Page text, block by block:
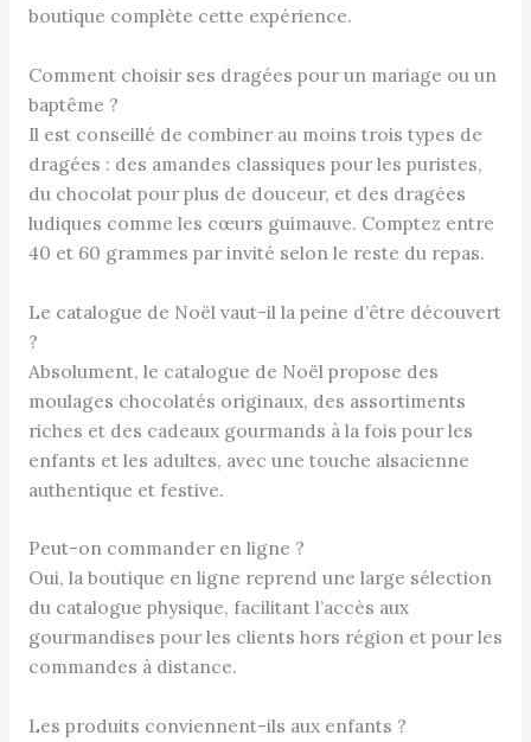
boutique complète cette expérience.
Comment choisir ses dragées pour un mariage ou un
baptême ?
Il est conseillé de combiner au moins trois types de
dragées : des amandes classiques pour les puristes,
du chocolat pour plus de douceur, et des dragées
ludiques comme les cœurs guimauve. Comptez entre
40 et 60 grammes par invité selon le reste du repas.
Le catalogue de Noël vaut-il la peine d’être découvert
?
Absolument, le catalogue de Noël propose des
moulages chocolatés originaux, des assortiments
riches et des cadeaux gourmands à la fois pour les
enfants et les adultes, avec une touche alsacienne
authentique et festive.
Peut-on commander en ligne ?
Oui, la boutique en ligne reprend une large sélection
du catalogue physique, facilitant l’accès aux
gourmandises pour les clients hors région et pour les
commandes à distance.
Les produits conviennent-ils aux enfants ?